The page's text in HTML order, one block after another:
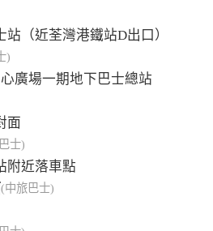
（近荃灣港鐵站D出口）
)
廣場一期地下巴士總站
面
士)
附近落車點
(中旅巴士)